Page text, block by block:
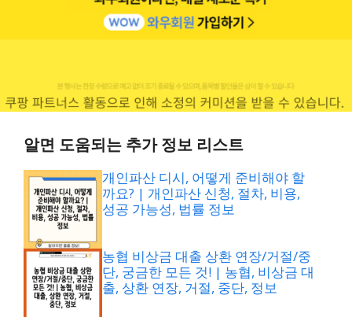
알면 도움되는 추가 정보 리스트
개인파산 디시, 어떻게 준비해야 할
까요? | 개인파산 신청, 절차, 비용,
성공 가능성, 법률 정보
농협 비상금 대출 상환 연장/거절/중
단, 궁금한 모든 것! | 농협, 비상금 대
출, 상환 연장, 거절, 중단, 정보